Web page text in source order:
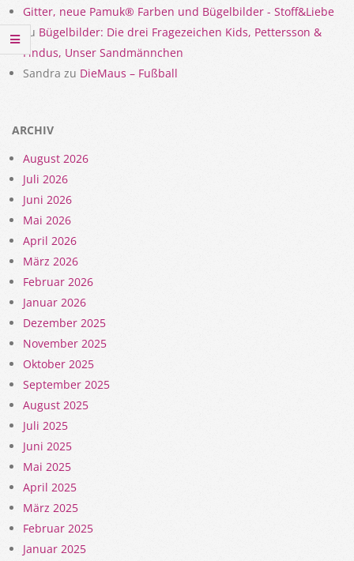
Gitter, neue Pamuk® Farben und Bügelbilder - Stoff&Liebe
zu Bügelbilder: Die drei Fragezeichen Kids, Pettersson &
Findus, Unser Sandmännchen
Sandra zu DieMaus – Fußball
ARCHIV
August 2026
Juli 2026
Juni 2026
Mai 2026
April 2026
März 2026
Februar 2026
Januar 2026
Dezember 2025
November 2025
Oktober 2025
September 2025
August 2025
Juli 2025
Juni 2025
Mai 2025
April 2025
März 2025
Februar 2025
Januar 2025